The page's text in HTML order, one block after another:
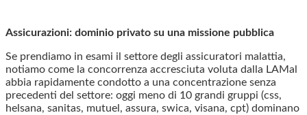
Assicurazioni: dominio privato su una missione pubblica
Se prendiamo in esami il settore degli assicuratori malattia,
notiamo come la concorrenza accresciuta voluta dalla LAMal
abbia rapidamente condotto a una concentrazione senza
precedenti del settore: oggi meno di 10 grandi gruppi (css,
helsana, sanitas, mutuel, assura, swica, visana, cpt) dominano